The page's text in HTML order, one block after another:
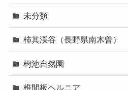
未分類
柿其渓谷（長野県南木曽）
栂池自然園
椎間板ヘルニア